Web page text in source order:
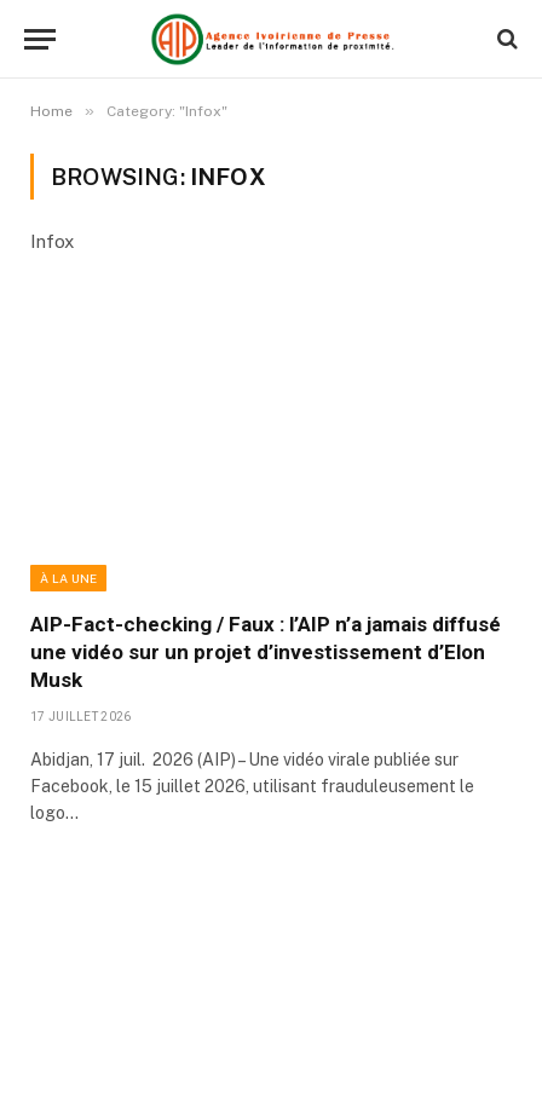
Home » Category: "Infox"
BROWSING: INFOX
Infox
À LA UNE
AIP-Fact-checking / Faux : l’AIP n’a jamais diffusé
une vidéo sur un projet d’investissement d’Elon
Musk
17 JUILLET 2026
Abidjan, 17 juil. 2026 (AIP) – Une vidéo virale publiée sur
Facebook, le 15 juillet 2026, utilisant frauduleusement le
logo…